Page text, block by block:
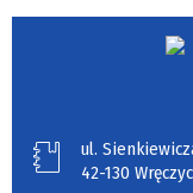
ul.
42-130